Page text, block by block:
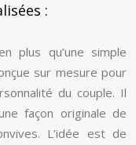
:
plus qu’une simple
sur mesure pour
du couple. Il
façon originale de
L’idée est de